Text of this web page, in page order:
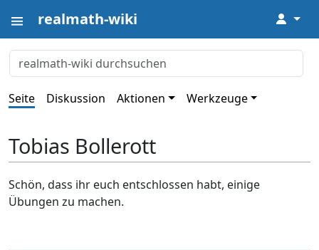
realmath-wiki ↓
Seite Diskussion Aktionen Werkzeuge
Tobias Bollerott
Schön, dass ihr euch entschlossen habt, einige
Übungen zu machen.